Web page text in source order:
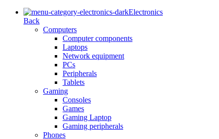
Electronics
Back
Computers
Computer components
Laptops
Network equipment
PCs
Peripherals
Tablets
Gaming
Consoles
Games
Gaming Laptop
Gaming peripherals
Phones